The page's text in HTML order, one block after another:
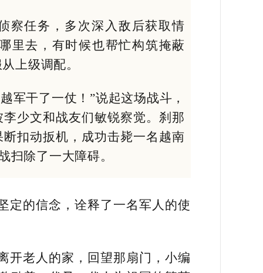
察任务，多次深入敌后获取情
里去，有时候也帮忙构筑掩蔽
上级调配。
军干了一仗！”说起这场战斗，
少文和战友们敏锐察觉。刹那
扣动扳机，成功击毙一名越南
扫除了一大障碍。
定的信念，诠释了一名军人的使
开老人的家，回望那扇门，小编